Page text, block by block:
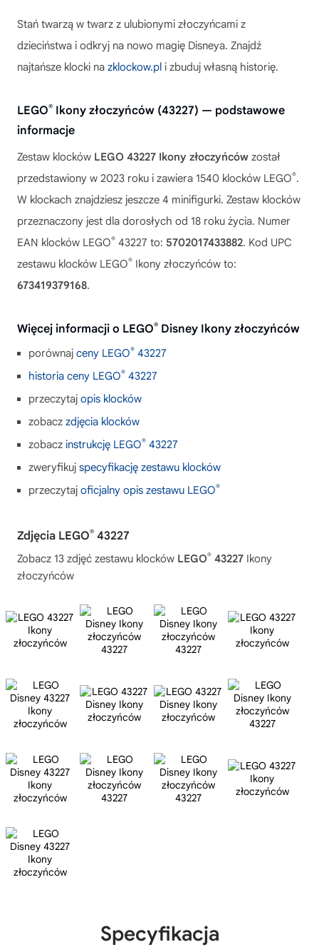
Stań twarzą w twarz z ulubionymi złoczyńcami z
dzieciństwa i odkryj na nowo magię Disneya. Znajdź
najtańsze klocki na zklockow.pl i zbuduj własną historię.
LEGO® Ikony złoczyńców (43227) — podstawowe
informacje
Zestaw klocków LEGO 43227 Ikony złoczyńców został
przedstawiony w 2023 roku i zawiera 1540 klocków LEGO®.
W klockach znajdziesz jeszcze 4 minifigurki. Zestaw klocków
przeznaczony jest dla dorosłych od 18 roku życia. Numer
EAN klocków LEGO® 43227 to: 5702017433882. Kod UPC
zestawu klocków LEGO® Ikony złoczyńców to:
673419379168.
Więcej informacji o LEGO® Disney Ikony złoczyńców
porównaj ceny LEGO® 43227
historia ceny LEGO® 43227
przeczytaj opis klocków
zobacz zdjęcia klocków
zobacz instrukcję LEGO® 43227
zweryfikuj specyfikację zestawu klocków
przeczytaj oficjalny opis zestawu LEGO®
Zdjęcia LEGO® 43227
Zobacz 13 zdjęć zestawu klocków LEGO® 43227 Ikony
złoczyńców
Specyfikacja